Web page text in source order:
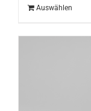
Auswählen